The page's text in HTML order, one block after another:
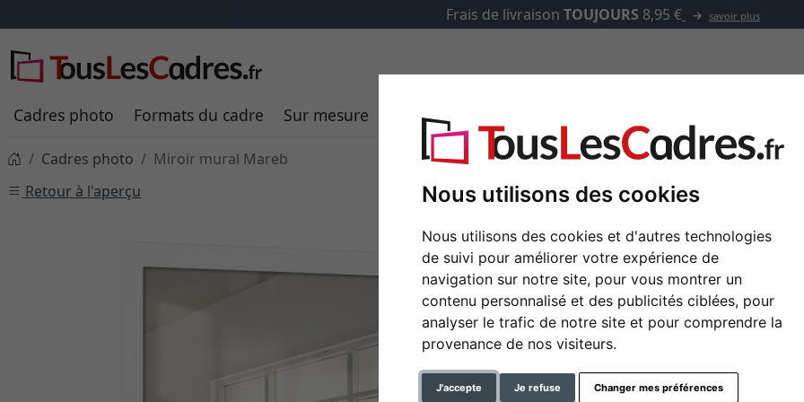
Nous utilisons des cookies
Nous utilisons des cookies et d'autres technologies
de suivi pour améliorer votre expérience de
navigation sur notre site, pour vous montrer un
contenu personnalisé et des publicités ciblées, pour
analyser le trafic de notre site et pour comprendre la
provenance de nos visiteurs.
J'accepte Je refuse Changer mes préférences
Frais de livraison TOUJOURS 8,95 € savoir plus
Cadres photo Formats du cadre Sur mesure Passe-partout
Cadres photo
Miroir mural Mareb
Retour à l'aperçu
Miroir mural Mareb
13x18 cm | blanc | miroir (2
format